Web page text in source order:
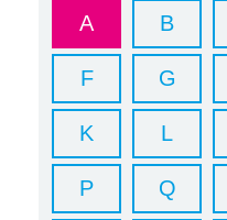
A B
F G
K L
P Q